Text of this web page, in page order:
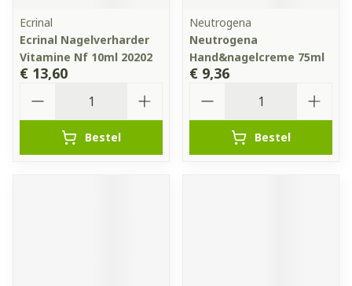
Ecrinal
Ecrinal Nagelverharder
Vitamine Nf 10ml 20202
€ 13,60
Bestel
Neutrogena
Neutrogena
Hand&nagelcreme 75ml
€ 9,36
Bestel